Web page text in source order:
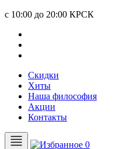
c 10:00 до 20:00 КРСК
Скидки
Хиты
Наша философия
Акции
Контакты
0